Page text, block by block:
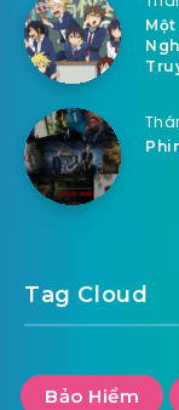
Tag Cloud
Bảo Hiểm